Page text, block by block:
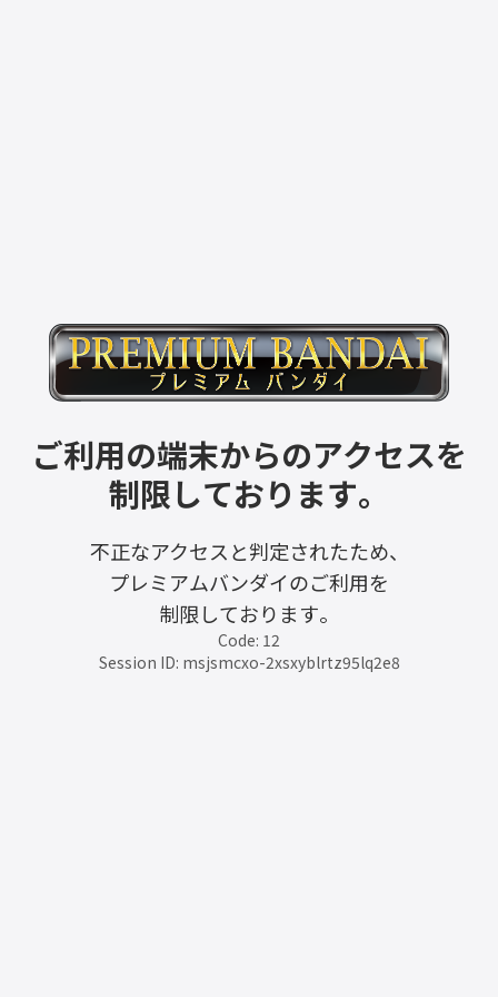
ご利用の端末からのアクセスを
制限しております。
不正なアクセスと判定されたため、
プレミアムバンダイのご利用を
制限しております。
Code: 12
Session ID: msjsmcxo-2xsxyblrtz95lq2e8